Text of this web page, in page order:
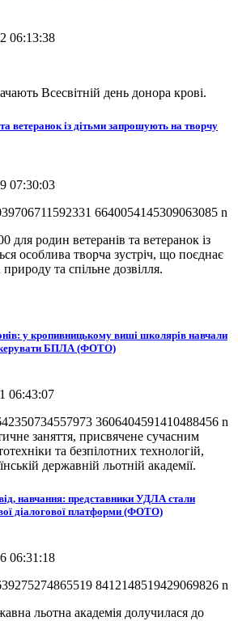
06:13:38
Всесвітній день донора крові.
ветеранок із дітьми запрошують на творчу
07:30:03
для родин ветеранів та ветеранок із
особлива творча зустріч, що поєднає
природу та спільне дозвілля.
у кропивницькому виші школярів навчали
керувати БПЛА (ФОТО)
06:43:07
заняття, присвячене сучасним
та безпілотних технологій,
державній льотній академії.
навчання: представники УДЛА стали
діалогової платформи (ФОТО)
06:31:18
льотна академія долучилася до